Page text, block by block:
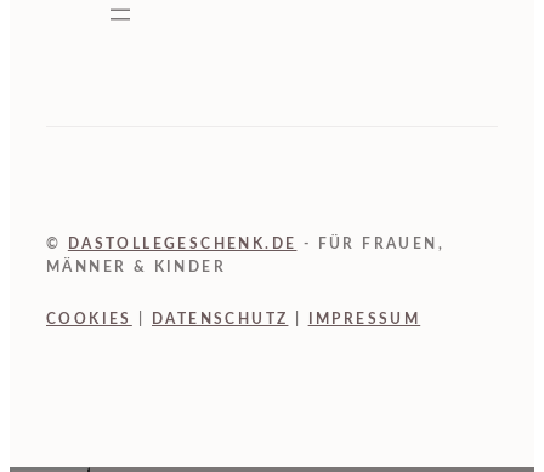
© DASTOLLEGESCHENK.DE
- FÜR FRAUEN,
MÄNNER & KINDER
COOKIES DATENSCHUTZ IMPRESSUM